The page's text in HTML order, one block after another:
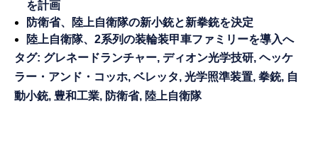
を計画
防衛省、陸上自衛隊の新小銃と新拳銃を決定
陸上自衛隊、2系列の装輪装甲車ファミリーを導入へ
タグ: グレネードランチャー, ディオン光学技研,ヘッケ
ラー・アンド・コッホ,ベレッタ,光学照準装置,拳銃, 自
動小銃, 豊和工業, 防衛省, 陸上自衛隊